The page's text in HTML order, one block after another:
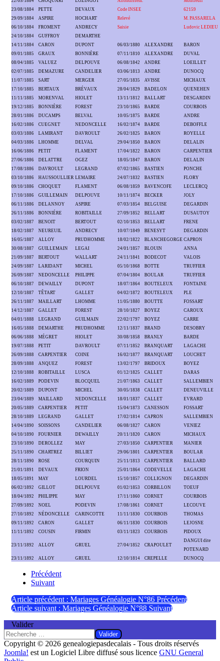
23/08/1884
PETTE DEVAUX Code INSEE
62159
29/09/1884
ASPIRE HOCHART Relevé
M. PASSARELA
06/10/1884
FROMENT ANDRECY Saisie
Ludovic LEDIEU
24/10/1884
GUFFROY
DEMARTHE
14/11/1884
CARON DUPONT 06/03/1880 ALEXANDRE
BARON
09/01/1885
GRAUX BONNIÈRE 07/11/1810 ALEXANDRE
DUVAL
08/04/1885
VALUEZ DELPOUVE 06/08/1842 ANDRE
LOEILLET
02/07/1885
DEMAZURE CANDELIER 03/06/1813 ANDRE
DUNOCQ
11/07/1885
SART MERGER 27/05/1835 AVISSE
MICHAUX
17/10/1885
BERTAUX BRÉVAUX 28/04/1829 BADELON
QUENEHEN
11/11/1885
MORENVAL HIOLET 13/11/1812 BALLART
DESGARDIN
19/12/1885
BONNIÈRE FOREST 23/10/1865 BARDE
COURBOIS
28/01/1886
DUCAMPS BELVAL 10/05/1875 BARDE
ANDRE
16/02/1886
CUEGNET NEDONCELLE 16/02/1874 BARDE
DEBOFFLE
03/03/1886
LAMIRANT DAVROULT 26/02/1825 BARON
ROYELLE
04/03/1886
LHOMME DELVAL 29/04/1850 BARON
DELALIN
16/06/1886
PETIT FLAMENT 17/04/1822 BARON
CARPENTIER
27/06/1886
DELATTRE OGEZ 18/05/1847 BARON
DELALIN
17/08/1886
DAVROULT LEGRAND 07/02/1865 BASTIEN
PONCHE
03/10/1886
HAUSSOULLIER LEMAIRE 24/07/1832 BASTIEN
FLORY
09/10/1886
CHOQUET FLAMENT 06/08/1859 BAVENCOFE
LECLERCQ
17/10/1886
GUILLEMAIN DELPOUVE 10/11/1874 BECKER
JOLY
06/11/1886
DELANNOY ASPIRE 07/03/1854 BELGUISE
DEGARDIN
26/11/1886
BONNIÉRE ROBITAILLE 27/09/1852 BELLART
DUSAUTOY
03/02/1887
BENOIT BERTOUT 02/10/1853 BELLART
FRENE
18/02/1887
NEUREUIL ANDRECY 10/07/1849 BENESYT
DEGARDIN
16/05/1887
ALLOY PRUDHOMME 18/02/1822 BLANCHEGORGE CAPRON
30/08/1887
GUILLEMAIN LEGAI 24/01/1857 BLOUIN
ANNA
21/09/1887
BERTOUT WALLART 24/11/1841 BODECOT
VALOIS
24/09/1887
LARIDANT MICHEL 05/10/1868 BOTTE
TRUFFIER
26/09/1887
NEDONCELLE PHILIPPE 07/04/1804 BOULAR
TRUFFIER
06/10/1887
DEWAILLY DUPONT 18/07/1864 BOUTELEUX
FONTAINE
12/10/1887
TÊTART GALLET 04/02/1872 BOUTELEUX
PLE
26/11/1887
MAILLART LHOMME 11/05/1880 BOUTTE
FOSSART
14/12/1887
GALLET FOREST 28/10/1827 BOYEZ
CAROUX
04/01/1888
LEGRAND GUILMAIN 22/02/1797 BOYEZ
CARRE
16/05/1888
DEMARTHE PRUDHOMME 12/11/1837 BRAND
DESOBRY
06/06/1888
MÉGRET HIOLET 30/08/1858 BRANLY
BARDE
19/07/1888
PETIT DAVROULT 07/11/1852 BRANQUART
LAGACHE
26/09/1888
CARPENTIER COINE 16/02/1877 BRANQUART
LOUCHET
28/09/1888
ANQUEZ FOREST 13/02/1797 BRIDOUX
BOYEZ
12/10/1888
ROBITAILLE LUSCA 01/12/1825 CALLET
DARAS
16/02/1889
PODEVIN BLOCQUEL 21/07/1863 CALLET
SALLEMBIEN
20/02/1889
DUPONT MICHEL 30/05/1838 CALLET
DENEUVILLE
23/04/1889
MAILLARD NEDONCELLE 18/01/1837 CALLET
EVRARD
20/05/1889
CARPENTIER PETIT 15/04/1873 CANESSON
FOSSART
28/10/1889
LEGRAND GALLET 17/02/1814 CAPRON
SALLEMBIEN
14/04/1890
SOISSONS CANDELIER 06/08/1827 CARON
VENIEZ
04/10/1890
FOURNIER DEWAILLY 20/11/1820 CARON
MICHAUX
23/10/1890
DEROLLEZ MAY 27/03/1850 CARPENTIER
MANIER
25/11/1890
CHARTREZ BILLIET 29/06/1801 CARPENTIER
BOULAR
28/11/1890
ROSE COURQUIN 25/11/1813 CARPENTIER
BALLARD
21/01/1891
DEVAUX FRION 25/01/1864 CODEVELLE
LAGACHE
18/05/1891
MAY LOURDEL 15/10/1857 COLLIGNON
DEGARDIN
06/02/1892
GILLOT DELPOUVE 01/02/1853 CORBILLON
TOEUF
18/04/1892
PHILIPPE MAY 17/11/1860 CORNET
COURBOIS
27/09/1892
NOEL PODEVIN 17/08/1861 CORNET
LECOUVE
27/10/1892
NÉDONCELLE CARINCOTTE 11/11/1830 COURBOIS
THOMAS
09/11/1892
CARON GALLET 06/11/1830 COURBOIS
LEJOSNE
11/11/1892
COUSIN FIRMIN 03/11/1823 COURBOIS PIDOUX
23/11/1892 ALLOY GRUEL 27/04/1852 CRAPOULET
DANGUI dite
POTENARD
23/11/1892
ALLOY GRUEL 12/10/1814 CREPELLE DUNOCQ
Précédent
Suivant
Article précédent : Mariages Généalogie N°86 Précédent
Article suivant : Mariages Généalogie N°88 Suivant
Valider
Valider
Copyright © 2026 genealogiepasdecalais - Tous droits réservés
Joomla! est un Logiciel Libre diffusé sous licence GNU General